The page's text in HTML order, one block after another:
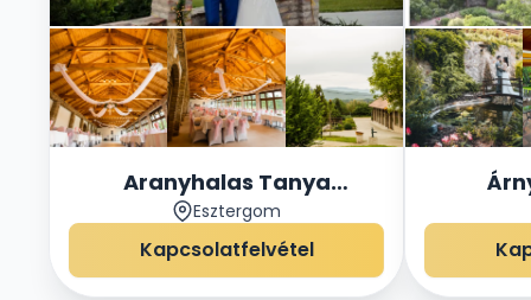
Aranyhalas Tanya
Rendezvényház
Esztergom
Kapcsolatfelvétel